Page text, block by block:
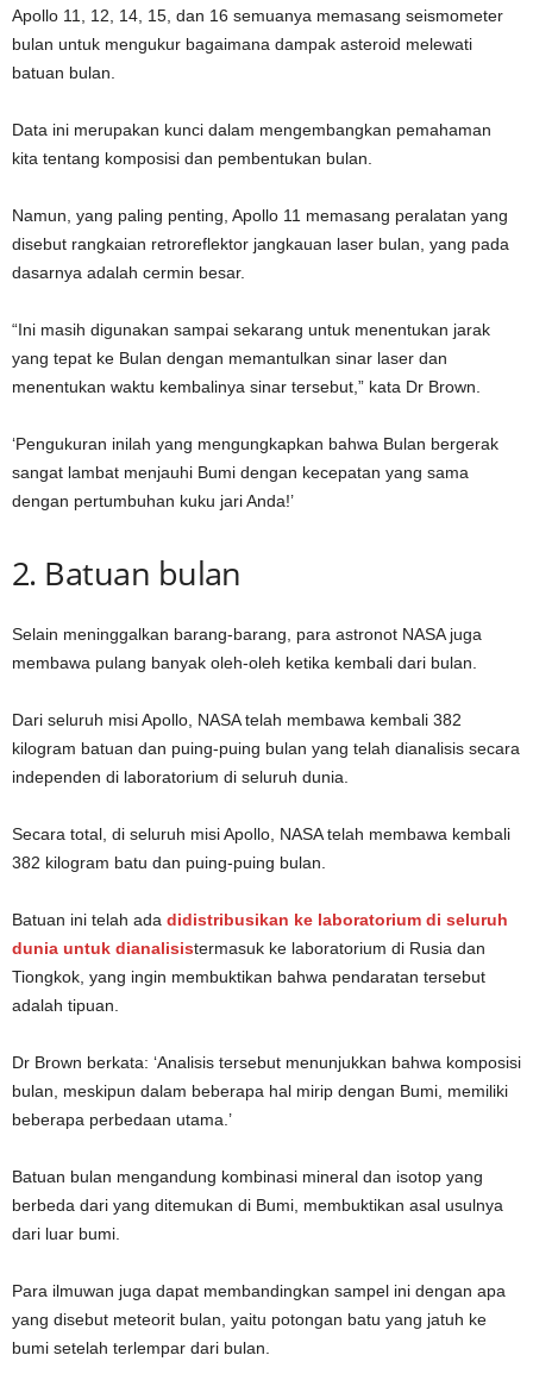
Apollo 11, 12, 14, 15, dan 16 semuanya memasang seismometer
bulan untuk mengukur bagaimana dampak asteroid melewati
batuan bulan.
Data ini merupakan kunci dalam mengembangkan pemahaman
kita tentang komposisi dan pembentukan bulan.
Namun, yang paling penting, Apollo 11 memasang peralatan yang
disebut rangkaian retroreflektor jangkauan laser bulan, yang pada
dasarnya adalah cermin besar.
“Ini masih digunakan sampai sekarang untuk menentukan jarak
yang tepat ke Bulan dengan memantulkan sinar laser dan
menentukan waktu kembalinya sinar tersebut,” kata Dr Brown.
‘Pengukuran inilah yang mengungkapkan bahwa Bulan bergerak
sangat lambat menjauhi Bumi dengan kecepatan yang sama
dengan pertumbuhan kuku jari Anda!’
2. Batuan bulan
Selain meninggalkan barang-barang, para astronot NASA juga
membawa pulang banyak oleh-oleh ketika kembali dari bulan.
Dari seluruh misi Apollo, NASA telah membawa kembali 382
kilogram batuan dan puing-puing bulan yang telah dianalisis secara
independen di laboratorium di seluruh dunia.
Secara total, di seluruh misi Apollo, NASA telah membawa kembali
382 kilogram batu dan puing-puing bulan.
Batuan ini telah ada didistribusikan ke laboratorium di seluruh
dunia untuk dianalisistermasuk ke laboratorium di Rusia dan
Tiongkok, yang ingin membuktikan bahwa pendaratan tersebut
adalah tipuan.
Dr Brown berkata: ‘Analisis tersebut menunjukkan bahwa komposisi
bulan, meskipun dalam beberapa hal mirip dengan Bumi, memiliki
beberapa perbedaan utama.’
Batuan bulan mengandung kombinasi mineral dan isotop yang
berbeda dari yang ditemukan di Bumi, membuktikan asal usulnya
dari luar bumi.
Para ilmuwan juga dapat membandingkan sampel ini dengan apa
yang disebut meteorit bulan, yaitu potongan batu yang jatuh ke
bumi setelah terlempar dari bulan.